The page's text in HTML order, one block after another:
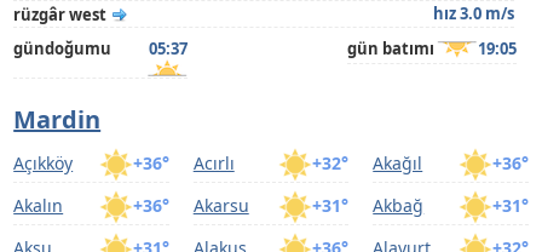
rüzgâr west
hız 3.0 m/s
gündoğumu
05:37 gün batımı 19:05
Mardin
+36°
Açıkköy +32°
Acırlı +36°
Akağıl
+36°
Akalın +31°
Akarsu +31°
Akbağ